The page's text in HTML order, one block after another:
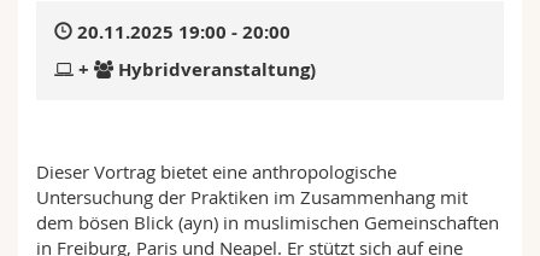
Math.-Nat. und Med. Fak.
Interfakultär
Mitarbeitende
Doktorierende
Webmail
Vorlesungsverzeichnis
20.11.2025 19:00 - 20:00
+
Hybridveranstaltung)
Dieser Vortrag bietet eine anthropologische
Untersuchung der Praktiken im Zusammenhang mit
dem bösen Blick (ayn) in muslimischen Gemeinschaften
in Freiburg, Paris und Neapel. Er stützt sich auf eine